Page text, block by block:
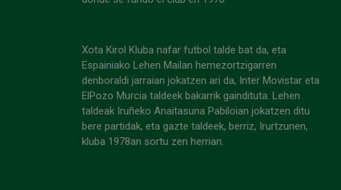
Xota Kirol Kluba nafar futbol talde bat da, eta
Espainiako Lehen Mailan hemezortzigarren
denboraldi jarraian jokatzen ari da, Inter Movistar eta
ElPozo Murcia taldeek bakarrik gaindituta. Lehen
taldeak Iruñeko Anaitasuna Pabiloian jokatzen ditu
bere partidak, eta gazte taldeek, berriz, Irurtzunen,
kluba 1978an sortu zen herrian.